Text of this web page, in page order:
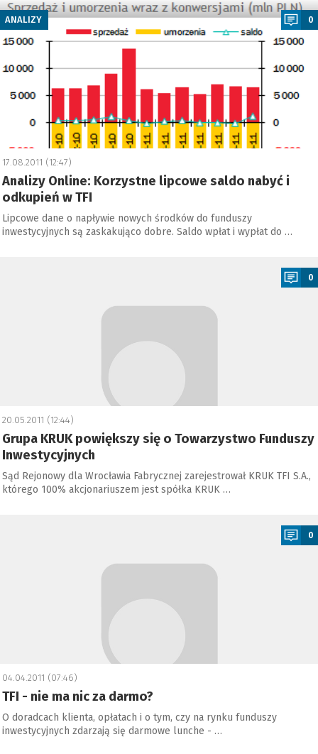
ANALIZY 0
17.08.2011 (12:47)
Analizy Online: Korzystne lipcowe saldo nabyć i
odkupień w TFI
Lipcowe dane o napływie nowych środków do funduszy
inwestycyjnych są zaskakująco dobre. Saldo wpłat i wypłat do …
0
20.05.2011 (12:44)
Grupa KRUK powiększy się o Towarzystwo Funduszy
Inwestycyjnych
Sąd Rejonowy dla Wrocławia Fabrycznej zarejestrował KRUK TFI S.A.,
którego 100% akcjonariuszem jest spółka KRUK …
0
04.04.2011 (07:46)
TFI - nie ma nic za darmo?
O doradcach klienta, opłatach i o tym, czy na rynku funduszy
inwestycyjnych zdarzają się darmowe lunche - …